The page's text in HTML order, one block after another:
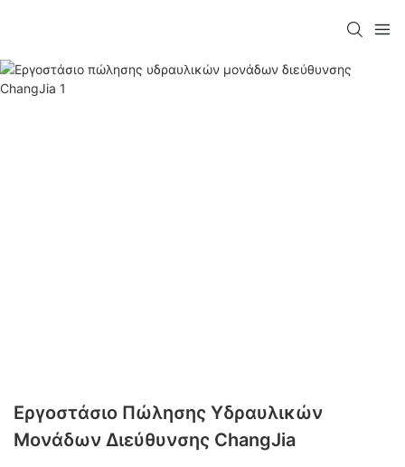
Εργοστάσιο Πώλησης Υδραυλικών
Μονάδων Διεύθυνσης ChangJia